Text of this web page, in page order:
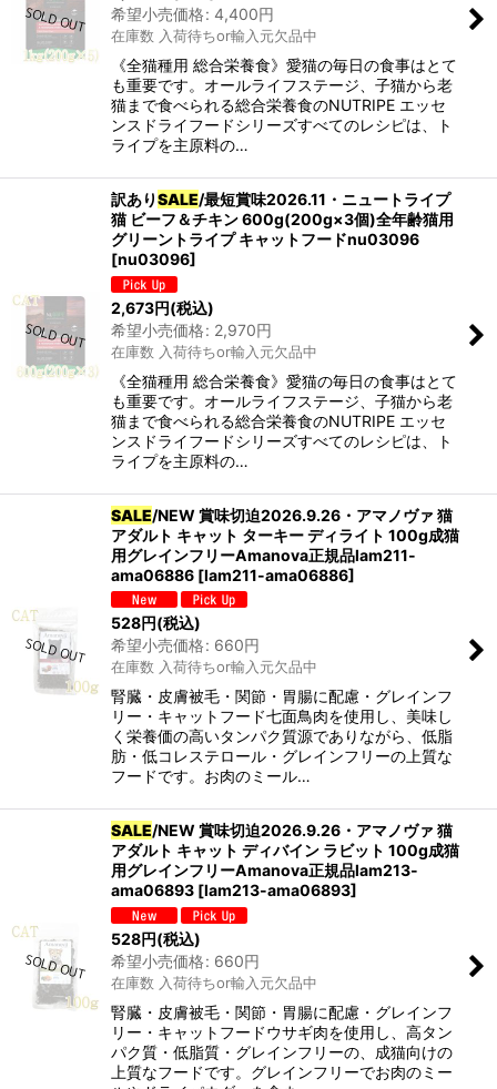
希望小売価格: 4,400円
在庫数 入荷待ちor輸入元欠品中
《全猫種用 総合栄養食》愛猫の毎日の食事はとて
も重要です。オールライフステージ、子猫から老
猫まで食べられる総合栄養食のNUTRIPE エッセ
ンスドライフードシリーズすべてのレシピは、ト
ライプを主原料の…
訳ありSALE/最短賞味2026.11・ニュートライプ
猫 ビーフ＆チキン 600g(200g×3個)全年齢猫用
グリーントライプ キャットフードnu03096
[nu03096]
2,673円(税込)
希望小売価格: 2,970円
在庫数 入荷待ちor輸入元欠品中
《全猫種用 総合栄養食》愛猫の毎日の食事はとて
も重要です。オールライフステージ、子猫から老
猫まで食べられる総合栄養食のNUTRIPE エッセ
ンスドライフードシリーズすべてのレシピは、ト
ライプを主原料の…
SALE/NEW 賞味切迫2026.9.26・アマノヴァ 猫
アダルト キャット ターキー ディライト 100g成猫
用グレインフリーAmanova正規品lam211-
ama06886 [lam211-ama06886]
528円(税込)
希望小売価格: 660円
在庫数 入荷待ちor輸入元欠品中
腎臓・皮膚被毛・関節・胃腸に配慮・グレインフ
リー・キャットフード七面鳥肉を使用し、美味し
く栄養価の高いタンパク質源でありながら、低脂
肪・低コレステロール・グレインフリーの上質な
フードです。お肉のミール…
SALE/NEW 賞味切迫2026.9.26・アマノヴァ 猫
アダルト キャット ディバイン ラビット 100g成猫
用グレインフリーAmanova正規品lam213-
ama06893 [lam213-ama06893]
528円(税込)
希望小売価格: 660円
在庫数 入荷待ちor輸入元欠品中
腎臓・皮膚被毛・関節・胃腸に配慮・グレインフ
リー・キャットフードウサギ肉を使用し、高タン
パク質・低脂質・グレインフリーの、成猫向けの
上質なフードです。グレインフリーでお肉のミー